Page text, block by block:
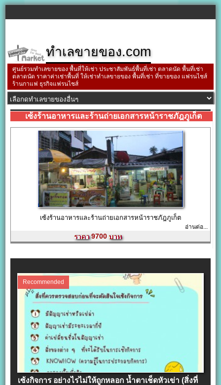
ทำเลขายของ.com
ศูนย์รวมทำเลขายของ พื้นที่ให้เช่า ประชาสัมพันธ์พื้นที่เช่า ตลาดนัด พื้นที่เช่า
ตลาดนัด ราคาค่าเช่าพื้นที่ ให้เช่าทำเลขายของ พื้นที่เช่า ที่ขายของ แฟรนไชส์
ร้านกาแฟ ธุรกิจแฟรนไชส์
เซ้งร้านอาหารและร้านถ่ายเอกสารหน้าราชภัฎภูเก็ต
เซ้งร้านอาหารและร้านถ่ายเอกสารหน้าราชภัฎภูเก็ต
อ่านต่อ...
9700
Recommended
เซ้งกิจการ อย่างไรไม่ให้ถูกหลอก น้ำตาเช็ดหัวเข่า (สิ่งที่